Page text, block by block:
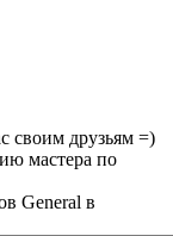
своим друзьям =)
мастера по
General в